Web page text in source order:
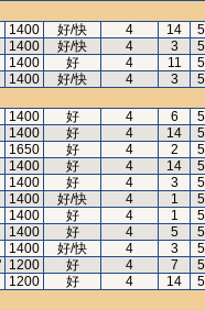
1400 好/快 4 14
1400 好/快 4 3
1400 好 4 11
1400 好/快 4 3
1400 好 4 6
1400 好 4 14
1650 好 4 2
1400 好 4 14
1400 好 4 3
1400 好/快 4 1
1400 好 4 1
1400 好 4 5
1400 好/快 4 3
1200 好 4 7
1200 好 4 14